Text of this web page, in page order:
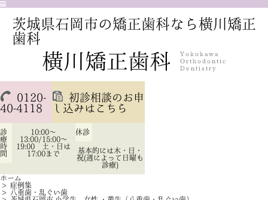
茨城県石岡市の矯正歯科なら横川矯正
歯科
0120-
40-4118
初診相談のお申
し込みはこちら
診
療
時
間
10:00～
13:00/15:00～
19:00 土・日は
17:00まで
休診
基本的には木・日・
祝(週によって日曜も
診療)
ホーム
> 症例集
>
八重歯・乱ぐい歯